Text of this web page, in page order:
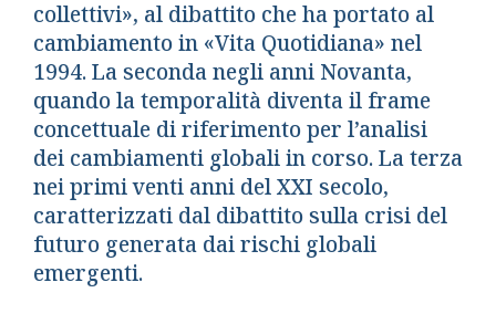
collettivi», al dibattito che ha portato al
cambiamento in «Vita Quotidiana» nel
1994. La seconda negli anni Novanta,
quando la temporalità diventa il frame
concettuale di riferimento per l’analisi
dei cambiamenti globali in corso. La terza
nei primi venti anni del XXI secolo,
caratterizzati dal dibattito sulla crisi del
futuro generata dai rischi globali
emergenti.